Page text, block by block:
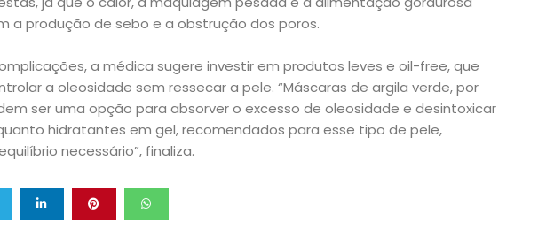
a produção de sebo e a obstrução dos poros.
a médica sugere investir em produtos leves e oil-free, que
a oleosidade sem ressecar a pele. “Máscaras de argila verde, por
ser uma opção para absorver o excesso de oleosidade e desintoxicar
hidratantes em gel, recomendados para esse tipo de pele,
necessário”, finaliza.